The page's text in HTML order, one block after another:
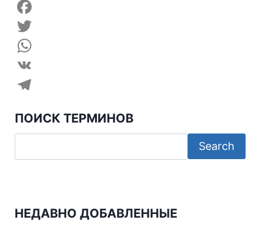
F
a
c
e
o
k
T
w
t
r
W
h
t
A
V
e
e
a
ПОИСК ТЕРМИНОВ
НЕДАВНО ДОБАВЛЕННЫЕ